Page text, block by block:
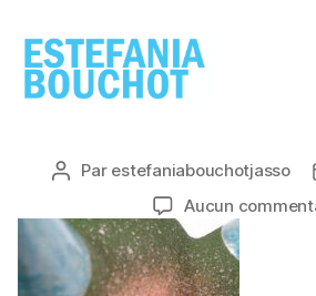
Auteur
l’article
Par estefaniabouchotjasso
Aucun